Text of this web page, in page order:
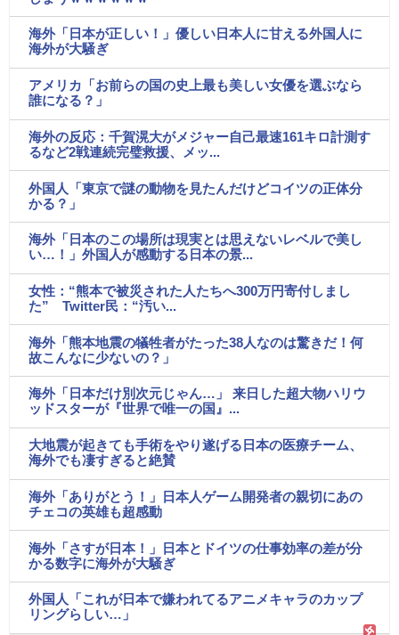
海外「日本が正しい！」優しい日本人に甘える外国人に
海外が大騒ぎ
アメリカ「お前らの国の史上最も美しい女優を選ぶなら
誰になる？」
海外の反応：千賀滉大がメジャー自己最速161キロ計測す
るなど2戦連続完璧救援、メッ...
外国人「東京で謎の動物を見たんだけどコイツの正体分
かる？」
海外「日本のこの場所は現実とは思えないレベルで美し
い…！」外国人が感動する日本の景...
女性：“熊本で被災された人たちへ300万円寄付しまし
た” Twitter民：“汚い...
海外「熊本地震の犠牲者がたった38人なのは驚きだ！何
故こんなに少ないの？」
海外「日本だけ別次元じゃん…」 来日した超大物ハリウ
ッドスターが『世界で唯一の国』...
大地震が起きても手術をやり遂げる日本の医療チーム、
海外でも凄すぎると絶賛
海外「ありがとう！」日本人ゲーム開発者の親切にあの
チェコの英雄も超感動
海外「さすが日本！」日本とドイツの仕事効率の差が分
かる数字に海外が大騒ぎ
外国人「これが日本で嫌われてるアニメキャラのカップ
リングらしい…」